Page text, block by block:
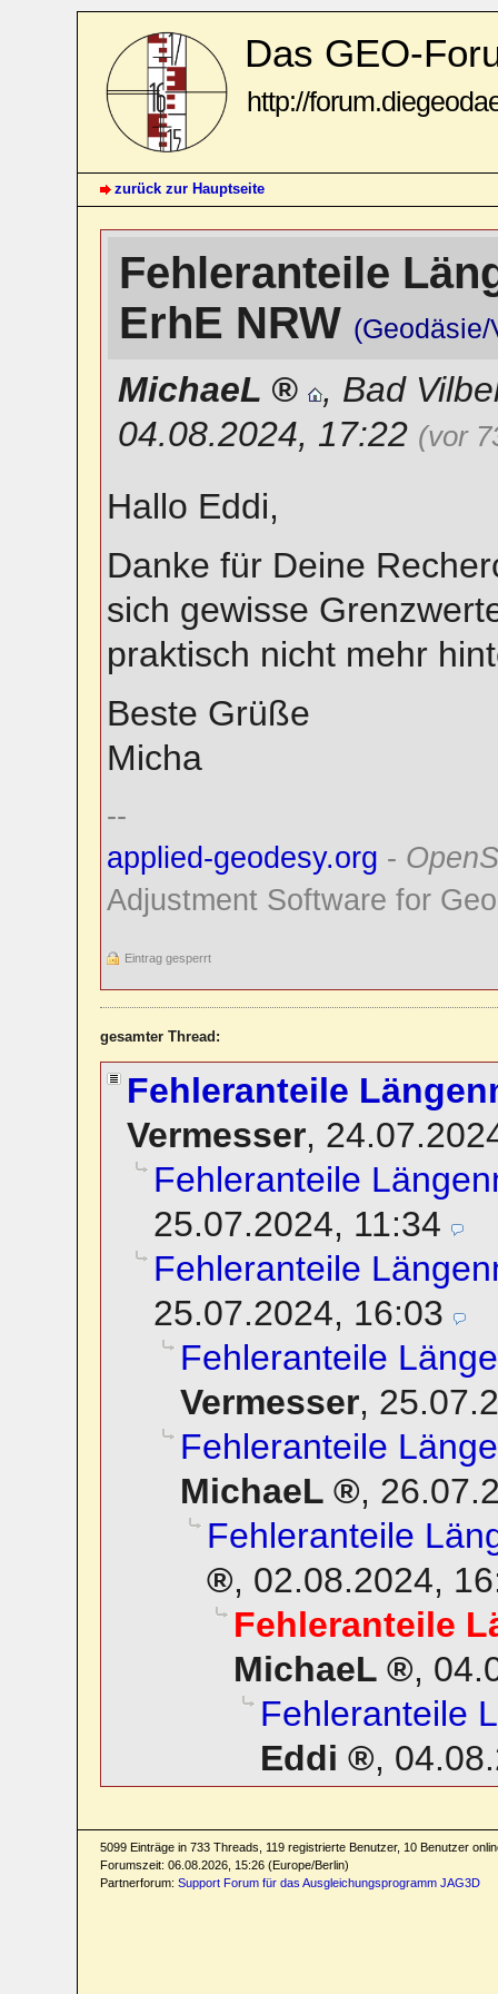
Das GEO-
http://
zurück zur Hauptseite
Fehleranteile
ErhE NRW
MichaeL , Bad
04.08.2024, 17:22 (vor
Hallo Eddi,
Danke für Deine
sich gewisse
praktisch nicht mehr
Beste Grüße
Micha
--
applied-geodesy.org -
Adjustment Software for
Eintrag gesperrt
gesamter Thread:
Fehleranteile
Vermesser,
Fehleranteile
25.07.2024, 11:34
Fehleranteile
25.07.2024, 16:03
Fehleranteile
Vermesser,
Fehleranteile
MichaeL
,
Fehleranteile
, 02.08.2024,
Fehleranteile
MichaeL
,
Fehleranteile
Eddi
,
5099 Einträge in 733 Threads, 119 registrierte Benutzer, 10 Benutzer
Forumszeit: 06.08.2026, 15:26 (Europe/Berlin)
Partnerforum: Support Forum für das Ausgleichungsprogramm JAG3D